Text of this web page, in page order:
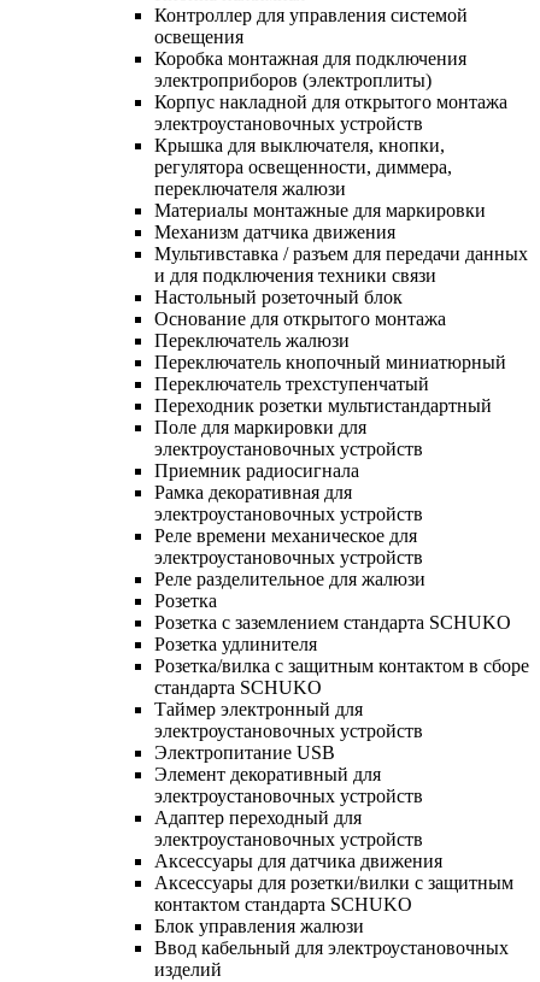
Контроллер для управления системой
освещения
Коробка монтажная для подключения
электроприборов (электроплиты)
Корпус накладной для открытого монтажа
электроустановочных устройств
Крышка для выключателя, кнопки,
регулятора освещенности, диммера,
переключателя жалюзи
Материалы монтажные для маркировки
Механизм датчика движения
Мультивставка / разъем для передачи данных
и для подключения техники связи
Настольный розеточный блок
Основание для открытого монтажа
Переключатель жалюзи
Переключатель кнопочный миниатюрный
Переключатель трехступенчатый
Переходник розетки мультистандартный
Поле для маркировки для
электроустановочных устройств
Приемник радиосигнала
Рамка декоративная для
электроустановочных устройств
Реле времени механическое для
электроустановочных устройств
Реле разделительное для жалюзи
Розетка
Розетка с заземлением стандарта SCHUKO
Розетка удлинителя
Розетка/вилка с защитным контактом в сборе
стандарта SCHUKO
Таймер электронный для
электроустановочных устройств
Электропитание USB
Элемент декоративный для
электроустановочных устройств
Адаптер переходный для
электроустановочных устройств
Аксессуары для датчика движения
Аксессуары для розетки/вилки с защитным
контактом стандарта SCHUKO
Блок управления жалюзи
Ввод кабельный для электроустановочных
изделий